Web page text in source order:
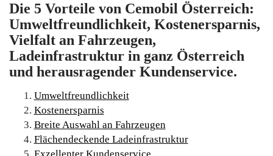
Die 5 Vorteile von Cemobil Österreich:
Umweltfreundlichkeit, Kostenersparnis,
Vielfalt an Fahrzeugen,
Ladeinfrastruktur in ganz Österreich
und herausragender Kundenservice.
Umweltfreundlichkeit
Kostenersparnis
Breite Auswahl an Fahrzeugen
Flächendeckende Ladeinfrastruktur